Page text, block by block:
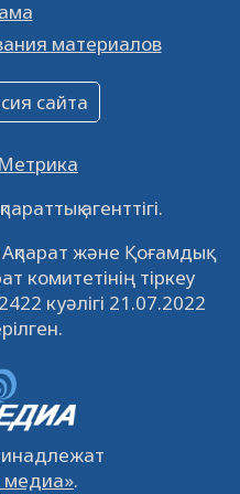
61056
в Кызылорде 22
14951 0
агенттігі.
және Қоғамдық
комитетінің тіркеу
куәлігі 21.07.2022
медиа».
материалов
сайта